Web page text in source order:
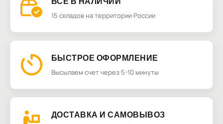
15 складов на территории России
БЫСТРОЕ ОФОРМЛЕНИЕ
Высылаем счет через 5-10 минуты
ДОСТАВКА И САМОВЫВОЗ